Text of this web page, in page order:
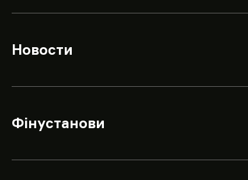
Новости
Фінустанови